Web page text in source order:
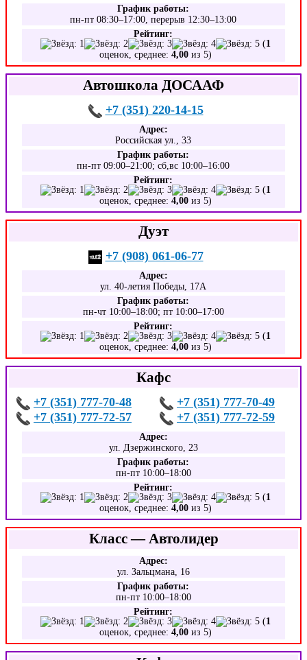
График работы:
пн-пт 08:30–17:00, перерыв 12:30–13:00
Рейтинг:
(1
оценок, среднее:4,00 из 5)
Автошкола ДОСААФ
+7 (351) 220-14-15
Адрес:
Российская ул., 33
График работы:
пн-пт 09:00–21:00; сб,вс 10:00–16:00
Рейтинг:
(1
оценок, среднее:4,00 из 5)
Дуэт
+7 (908) 061-06-77
Адрес:
ул. 40-летия Победы, 17А
График работы:
пн-чт 10:00–18:00; пт 10:00–17:00
Рейтинг:
(1
оценок, среднее:4,00 из 5)
Кафс
+7 (351) 777-70-48
+7 (351) 777-70-49
+7 (351) 777-72-57
+7 (351) 777-72-59
Адрес:
ул. Дзержинского, 23
График работы:
пн-пт 10:00–18:00
Рейтинг:
(1
оценок, среднее:4,00 из 5)
Класс — Автолидер
Адрес:
ул. Зальцмана, 16
График работы:
пн-пт 10:00–18:00
Рейтинг:
(1
оценок, среднее:4,00 из 5)